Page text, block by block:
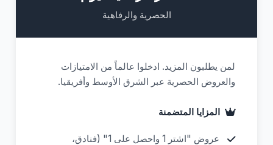
الحصرية والرفاهية
لمن يطلبون المزيد. ادخلوا عالماً من الامتيازات
والعروض الحصرية عبر الشرق الأوسط وأفريقيا.
المزايا المتضمنة
عروض "اشتر 1 واحصل على 1" (فنادق،